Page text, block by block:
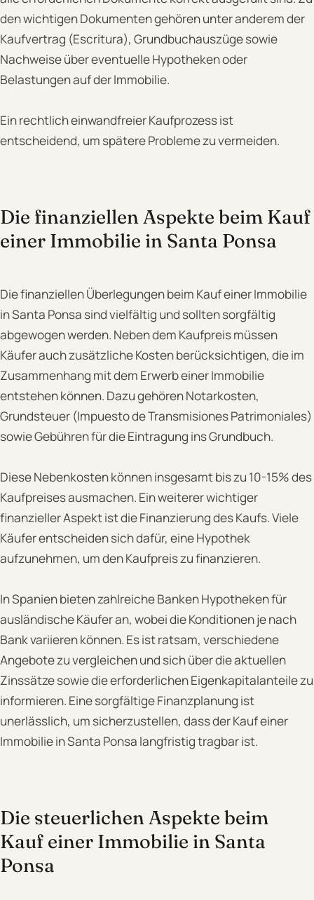
den wichtigen Dokumenten gehören unter anderem der
Kaufvertrag (Escritura), Grundbuchauszüge sowie
Nachweise über eventuelle Hypotheken oder
Belastungen auf der Immobilie.
Ein rechtlich einwandfreier Kaufprozess ist
entscheidend, um spätere Probleme zu vermeiden.
Die finanziellen Aspekte beim Kauf
einer Immobilie in Santa Ponsa
Die finanziellen Überlegungen beim Kauf einer Immobilie
in Santa Ponsa sind vielfältig und sollten sorgfältig
abgewogen werden. Neben dem Kaufpreis müssen
Käufer auch zusätzliche Kosten berücksichtigen, die im
Zusammenhang mit dem Erwerb einer Immobilie
entstehen können. Dazu gehören Notarkosten,
Grundsteuer (Impuesto de Transmisiones Patrimoniales)
sowie Gebühren für die Eintragung ins Grundbuch.
Diese Nebenkosten können insgesamt bis zu 10-15% des
Kaufpreises ausmachen. Ein weiterer wichtiger
finanzieller Aspekt ist die Finanzierung des Kaufs. Viele
Käufer entscheiden sich dafür, eine Hypothek
aufzunehmen, um den Kaufpreis zu finanzieren.
In Spanien bieten zahlreiche Banken Hypotheken für
ausländische Käufer an, wobei die Konditionen je nach
Bank variieren können. Es ist ratsam, verschiedene
Angebote zu vergleichen und sich über die aktuellen
Zinssätze sowie die erforderlichen Eigenkapitalanteile zu
informieren. Eine sorgfältige Finanzplanung ist
unerlässlich, um sicherzustellen, dass der Kauf einer
Immobilie in Santa Ponsa langfristig tragbar ist.
Die steuerlichen Aspekte beim
Kauf einer Immobilie in Santa
Ponsa